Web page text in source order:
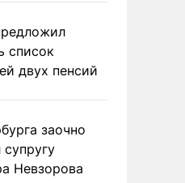
список
двух пенсий
заочно
Невзорова